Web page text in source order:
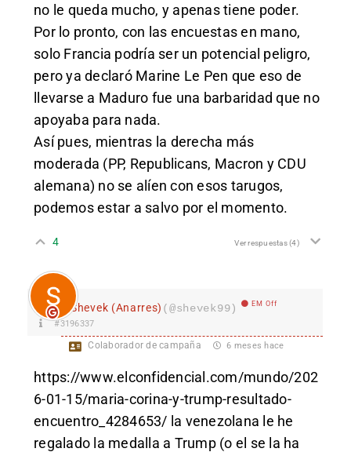
no le queda mucho, y apenas tiene poder.
Por lo pronto, con las encuestas en mano,
solo Francia podría ser un potencial peligro,
pero ya declaró Marine Le Pen que eso de
llevarse a Maduro fue una barbaridad que no
apoyaba para nada.
Así pues, mientras la derecha más
moderada (PP, Republicans, Macron y CDU
alemana) no se alíen con esos tarugos,
podemos estar a salvo por el momento.
4 Ver respuestas(4)
Shevek (Anarres) (@shevek99) EM Off
#3196337
Colaborador de campaña 6 meses hace
https://www.elconfidencial.com/mundo/202
6-01-15/maria-corina-y-trump-resultado-
encuentro_4284653/ la venezolana le he
regalado la medalla a Trump (o el se la ha